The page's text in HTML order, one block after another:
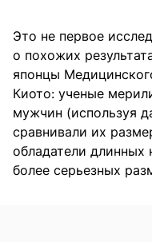
Это не первое
о похожих
японцы
Киото: ученые
мужчин (используя
сравнивали их
обладатели
более серьезных